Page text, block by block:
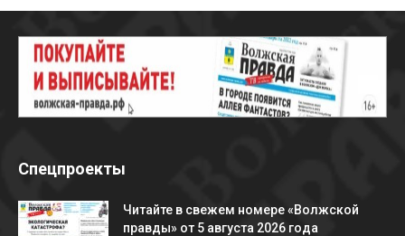
Спецпроекты
Читайте в свежем номере «Волжской
правды» от 5 августа 2026 года